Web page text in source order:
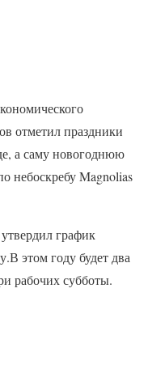
отметил праздники
а саму новогоднюю
небоскребу Magnolias
график
этом году будет два
рабочих субботы.